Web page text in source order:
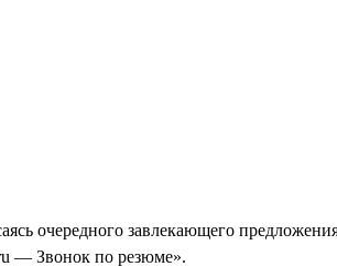
очередного завлекающего
— Звонок по резюме».